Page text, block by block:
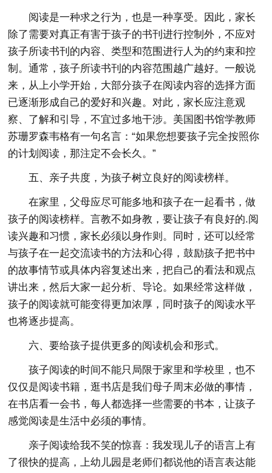
阅读是一种求之行为，也是一种享受。因此，家长
除了需要对真正有害于孩子的书刊进行控制外，不应对
孩子所读书刊的内容、类型和范围进行人为的约束和控
制。通常，孩子所读书刊的内容范围越广越好。一般说
来，从上小学开始，大部分孩子在阅读内容的选择方面
已逐渐形成自己的爱好和兴趣。对此，家长应注意观
察、了解和引导，不宜过多地干涉。美国图书馆学教师
苏珊罗森韦格有一句名言：“如果您想要孩子完全按照你
的计划阅读，那注定不会长久。”
五、亲子共度，为孩子树立良好的阅读榜样。
在家里，父母应尽可能多地和孩子在一起看书，做
孩子的阅读榜样。言教不如身教，要让孩子有良好的.阅
读兴趣和习惯，家长必须以身作则。同时，还可以经常
与孩子在一起交流读书的方法和心得，鼓励孩子把书中
的故事情节或具体内容复述出来，把自己的看法和观点
讲出来，然后大家一起分析、导论。如果经常这样做，
孩子的阅读就可能变得更加浓厚，同时孩子的阅读水平
也将逐步提高。
六、要给孩子提供更多的阅读机会和形式。
孩子阅读的时间不能只局限于家里和学校里，也不
仅仅是阅读书籍，逛书店是我们母子周末必做的事情，
在书店看一会书，每人都选择一些需要的书本，让孩子
感觉阅读是生活中必须的事情。
亲子阅读给我不笑的惊喜：我发现儿子的语言上有
了很快的提高，上幼儿园是老师们都说他的语言表达能